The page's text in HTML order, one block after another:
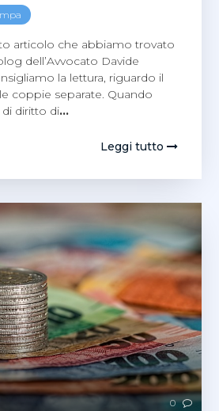
articolo che abbiamo trovato
dell’Avvocato Davide
la lettura, riguardo il
coppie separate. Quando
diritto di…
Leggi tutto
0